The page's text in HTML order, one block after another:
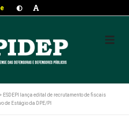
> ESDEPI lança edital de recrutamento de fiscais
de Estágio da DPE/PI